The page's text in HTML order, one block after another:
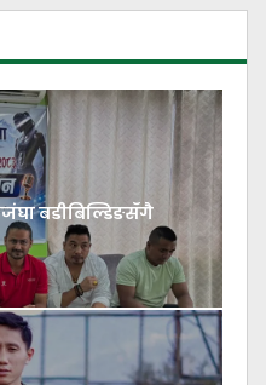
बडीबिल्डिङसँगै